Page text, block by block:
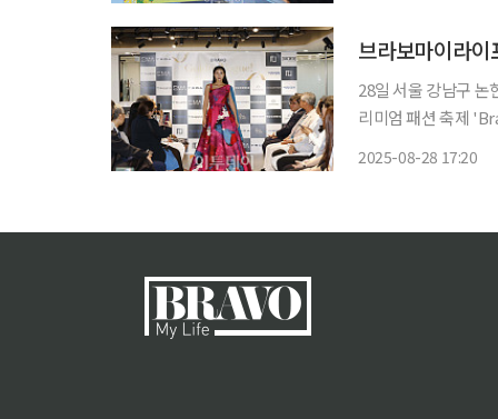
브라보마이라
28일 서울 강남구
리미엄 패션 축제
2025-08-28 17:20